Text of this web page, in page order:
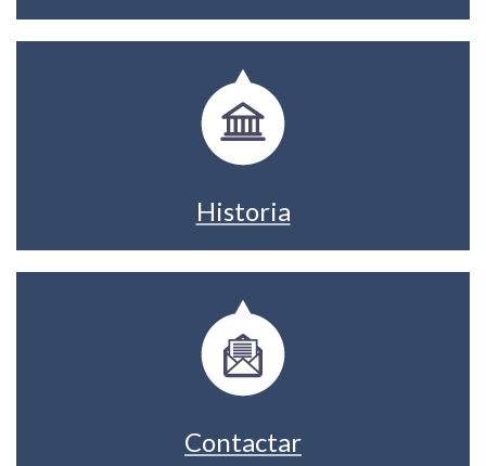
Historia
Contactar